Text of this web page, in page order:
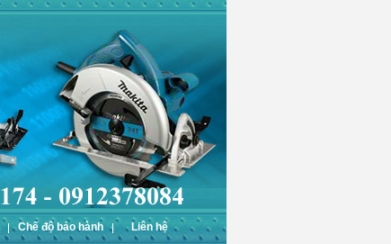
Chế độ bảo hành Liên hệ